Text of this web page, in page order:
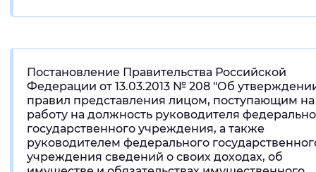
Постановление Правительства Российской
Федерации от 13.03.2013 № 208 "Об
правил представления лицом, поступающим на
работу на должность руководителя
государственного учреждения, а также
руководителем федерального
учреждения сведений о своих доходах, об